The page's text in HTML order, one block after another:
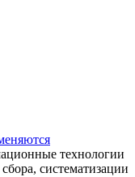
технологии
систематизации